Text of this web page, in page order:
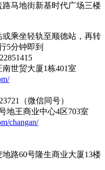
马地街新基时代广场三楼
乘坐轻轨至顺德站，再转
5分钟即到
世贸大厦1栋401室
（微信同号）
地王商业中心4区703室
changan/
路60号隆生商业大厦13楼